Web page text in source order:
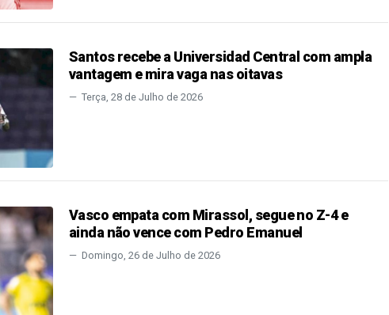
Santos recebe a Universidad Central com ampla
vantagem e mira vaga nas oitavas
Terça, 28 de Julho de 2026
Vasco empata com Mirassol, segue no Z-4 e
ainda não vence com Pedro Emanuel
Domingo, 26 de Julho de 2026